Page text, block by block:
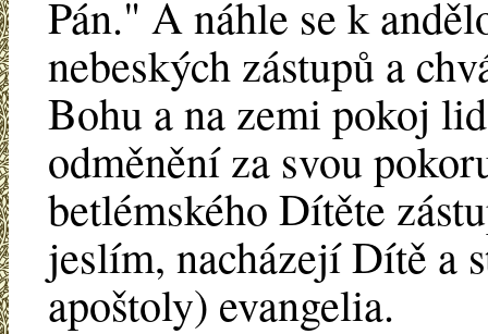
Pán." A náhle se k
nebeských zástupů a
Bohu a na zemi pokoj
odměnění za svou
betlémského Dítěte
jeslím, nacházejí Dítě a
apoštoly) evangelia.